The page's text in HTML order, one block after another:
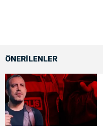
ÖNERİLENLER